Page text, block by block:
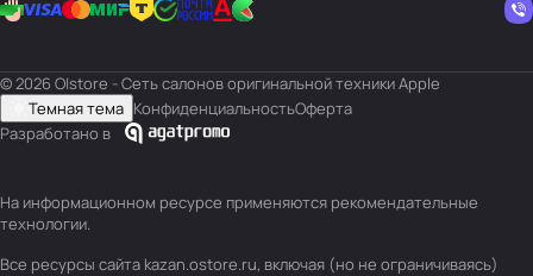
© 2026 O|store - Сеть салонов оригинальной техники Apple
Темная тема КонфиденциальностьОферта
Разработано в
На информационном ресурсе применяются рекомендательные
технологии.
Все ресурсы сайта kazan.ostore.ru, включая (но не ограничиваясь)